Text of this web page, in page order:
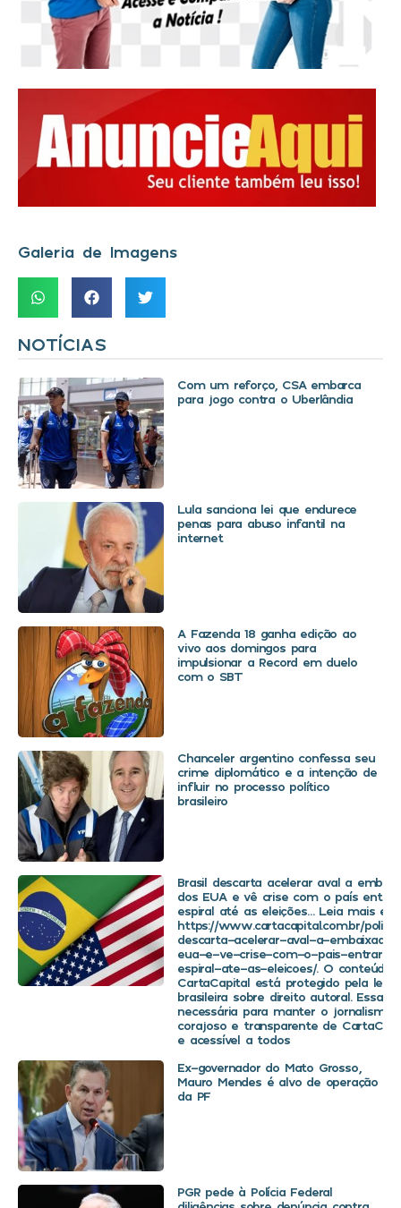
Galeria de Imagens
NOTÍCIAS
Com um reforço, CSA embarca
para jogo contra o Uberlândia
Lula sanciona lei que endurece
penas para abuso infantil na
internet
A Fazenda 18 ganha edição ao
vivo aos domingos para
impulsionar a Record em duelo
com o SBT
Chanceler argentino confessa seu
crime diplomático e a intenção de
influir no processo político
brasileiro
Brasil descarta acelerar aval a
dos EUA e vê crise com o país
espiral até as eleições… Leia mais em
https://www.cartacapital.com.br/
descarta-acelerar-aval-a-
eua-e-ve-crise-com-o-pais-entrar-
espiral-ate-as-eleicoes/. O conteúdo
CartaCapital está protegido pela
brasileira sobre direito autoral. Essa
necessária para manter o jornalismo
corajoso e transparente de
e acessível a todos
Ex-governador do Mato Grosso,
Mauro Mendes é alvo de operação
da PF
PGR pede à Polícia Federal